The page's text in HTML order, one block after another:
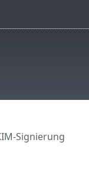
Signierung